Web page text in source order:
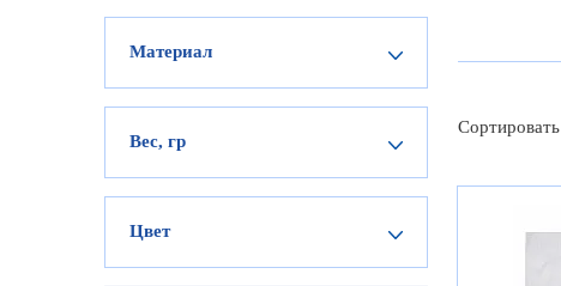
Материал
Вес, гр
Цвет
Сортировать